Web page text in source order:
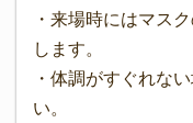
・来場時にはマス
します。
・体調がすぐれな
い。